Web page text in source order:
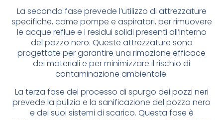
La seconda fase prevede l’utilizzo di attrezzature
specifiche, come pompe e aspiratori, per rimuovere
le acque reflue e i residui solidi presenti all’interno
del pozzo nero. Queste attrezzature sono
progettate per garantire una rimozione efficace
dei materiali e per minimizzare il rischio di
contaminazione ambientale.
La terza fase del processo di spurgo dei pozzi neri
prevede la pulizia e la sanificazione del pozzo nero
e dei suoi sistemi di scarico. Questa fase è